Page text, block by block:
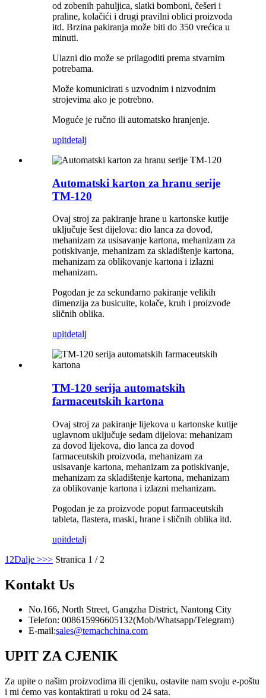
od zobenih pahuljica, slatki bomboni, češeri i
praline, kolačići i drugi pravilni oblici proizvoda
itd. Brzina pakiranja može biti do 350 vrećica u
minuti.
Ulazni dio može se prilagoditi prema stvarnim
potrebama.
Može komunicirati s uzvodnim i nizvodnim
strojevima ako je potrebno.
Moguće je ručno ili automatsko hranjenje.
upitdetalj
Automatski karton za hranu serije
TM-120
Ovaj stroj za pakiranje hrane u kartonske kutije
uključuje šest dijelova: dio lanca za dovod,
mehanizam za usisavanje kartona, mehanizam za
potiskivanje, mehanizam za skladištenje kartona,
mehanizam za oblikovanje kartona i izlazni
mehanizam.
Pogodan je za sekundarno pakiranje velikih
dimenzija za busicuite, kolače, kruh i proizvode
sličnih oblika.
upitdetalj
TM-120 serija automatskih
farmaceutskih kartona
Ovaj stroj za pakiranje lijekova u kartonske kutije
uglavnom uključuje sedam dijelova: mehanizam
za dovod lijekova, dio lanca za dovod
farmaceutskih proizvoda, mehanizam za
usisavanje kartona, mehanizam za potiskivanje,
mehanizam za skladištenje kartona, mehanizam
za oblikovanje kartona i izlazni mehanizam.
Pogodan je za proizvode poput farmaceutskih
tableta, flastera, maski, hrane i sličnih oblika itd.
upitdetalj
1 2Dalje >>> Stranica 1 / 2
Kontakt Us
No.166, North Street, Gangzha District, Nantong City
Telefon: 008615996605132(Mob/Whatsapp/Telegram)
E-mail:sales@temachchina.com
UPIT ZA CJENIK
Za upite o našim proizvodima ili cjeniku, ostavite nam svoju e-poštu
i mi ćemo vas kontaktirati u roku od 24 sata.